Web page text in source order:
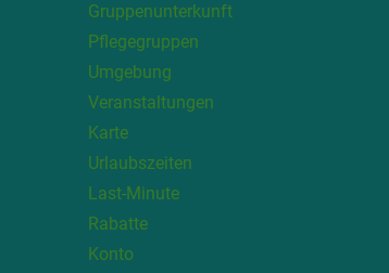
Gruppenunterkunft
Pflegegruppen
Umgebung
Veranstaltungen
Karte
Urlaubszeiten
Last-Minute
Rabatte
Konto